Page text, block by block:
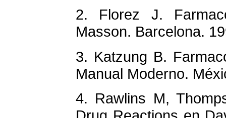
2. Florez J.
Masson.
3. Katzung B.
Manual Moderno.
4. Rawlins M,